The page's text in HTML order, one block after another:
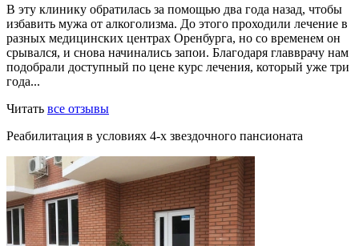
В эту клинику обратилась за помощью два года назад, чтобы
избавить мужа от алкоголизма. До этого проходили лечение в
разных медицинских центрах Оренбурга, но со временем он
срывался, и снова начинались запои. Благодаря главврачу нам
подобрали доступный по цене курс лечения, который уже три
года...
Читать все отзывы
Реабилитация в условиях 4-х звездочного пансионата